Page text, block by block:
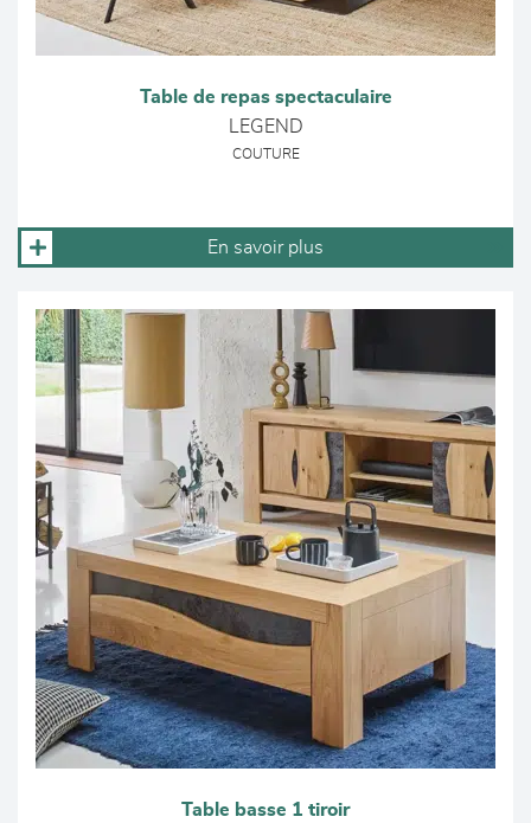
Table de repas spectaculaire
LEGEND
COUTURE
En savoir plus
Table basse 1 tiroir